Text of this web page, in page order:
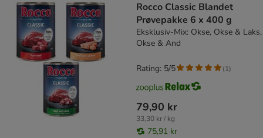
Rocco Classic Blandet
Prøvepakke 6 x 400 g
Eksklusiv-Mix: Okse, Okse & Laks,
Okse & And
79,90 kr
33,30 kr / kg
75,91 kr
Rating: 5/5 (1)